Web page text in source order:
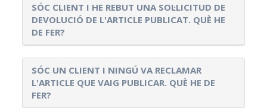
SÓC CLIENT I HE REBUT UNA SOL·LICITUD DE
DEVOLUCIÓ DE L'ARTICLE PUBLICAT. QUÈ HE
DE FER?
SÓC UN CLIENT I NINGÚ VA RECLAMAR
L'ARTICLE QUE VAIG PUBLICAR. QUÈ HE DE
FER?